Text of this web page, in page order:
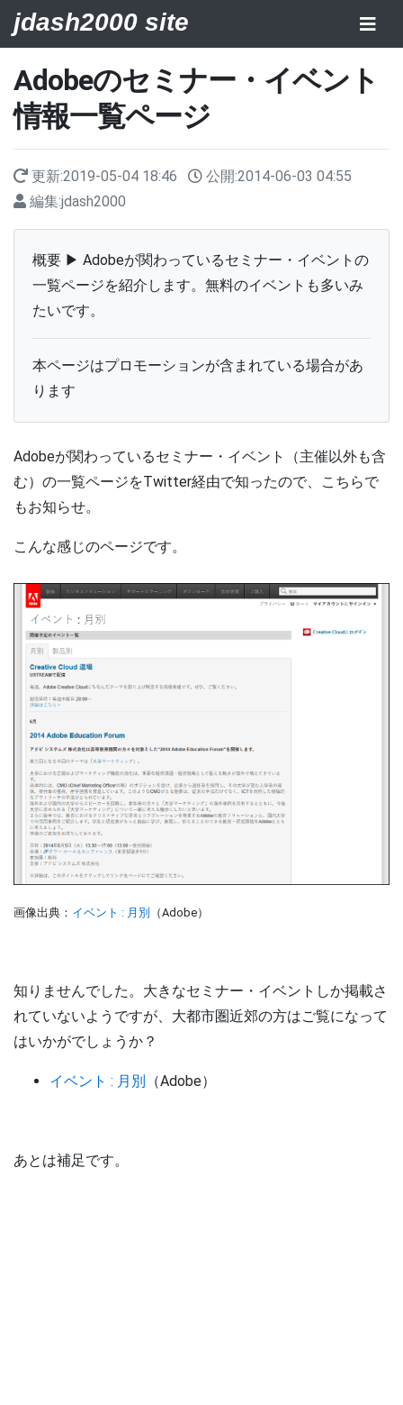
jdash2000 site
Adobeのセミナー・イベント
情報一覧ページ
更新:2019-05-04 18:46 公開:2014-06-03 04:55
編集:jdash2000
概要 ▶ Adobeが関わっているセミナー・イベントの
一覧ページを紹介します。無料のイベントも多いみ
たいです。
本ページはプロモーションが含まれている場合があ
ります
Adobeが関わっているセミナー・イベント（主催以外も含
む）の一覧ページをTwitter経由で知ったので、こちらで
もお知らせ。
こんな感じのページです。
画像出典： イベント : 月別 （Adobe）
知りませんでした。大きなセミナー・イベントしか掲載さ
れていないようですが、大都市圏近郊の方はご覧になって
はいかがでしょうか？
イベント : 月別 （Adobe）
あとは補足です。